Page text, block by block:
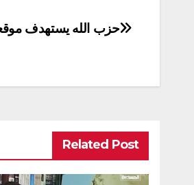
تصفّح
حزب الله يستهدف
Related Post